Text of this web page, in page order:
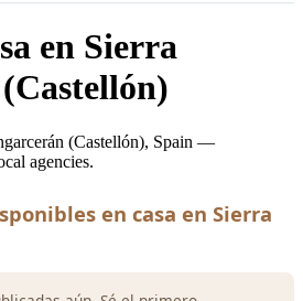
en Sierra
(Castellón), Spain —
agencies.
en casa en Sierra